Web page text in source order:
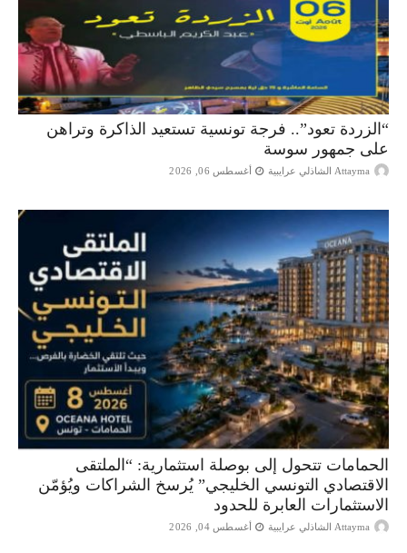
“الزردة تعود”.. فرجة تونسية تستعيد الذاكرة وتراهن
على جمهور سوسة
Attayma الشاذلي عرايبية أغسطس 06, 2026
الحمامات تتحول إلى بوصلة استثمارية: “الملتقى
الاقتصادي التونسي الخليجي” يُرسخ الشراكات ويُؤمّن
الاستثمارات العابرة للحدود
Attayma الشاذلي عرايبية أغسطس 04, 2026